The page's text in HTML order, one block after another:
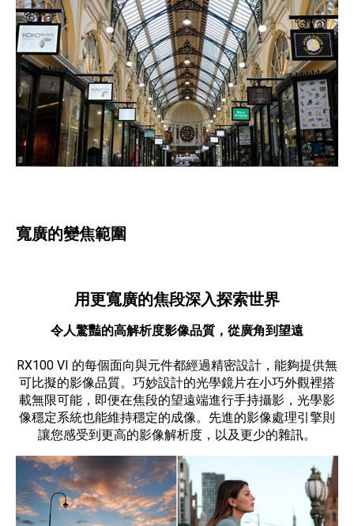
寬廣的變焦範圍
用更寬廣的焦段深入探索世界
令人驚豔的高解析度影像品質，從廣角到望遠
RX100 VI 的每個面向與元件都經過精密設計，能夠提供無
可比擬的影像品質。巧妙設計的光學鏡片在小巧外觀裡搭
載無限可能，即便在焦段的望遠端進行手持攝影，光學影
像穩定系統也能維持穩定的成像。先進的影像處理引擎則
讓您感受到更高的影像解析度，以及更少的雜訊。